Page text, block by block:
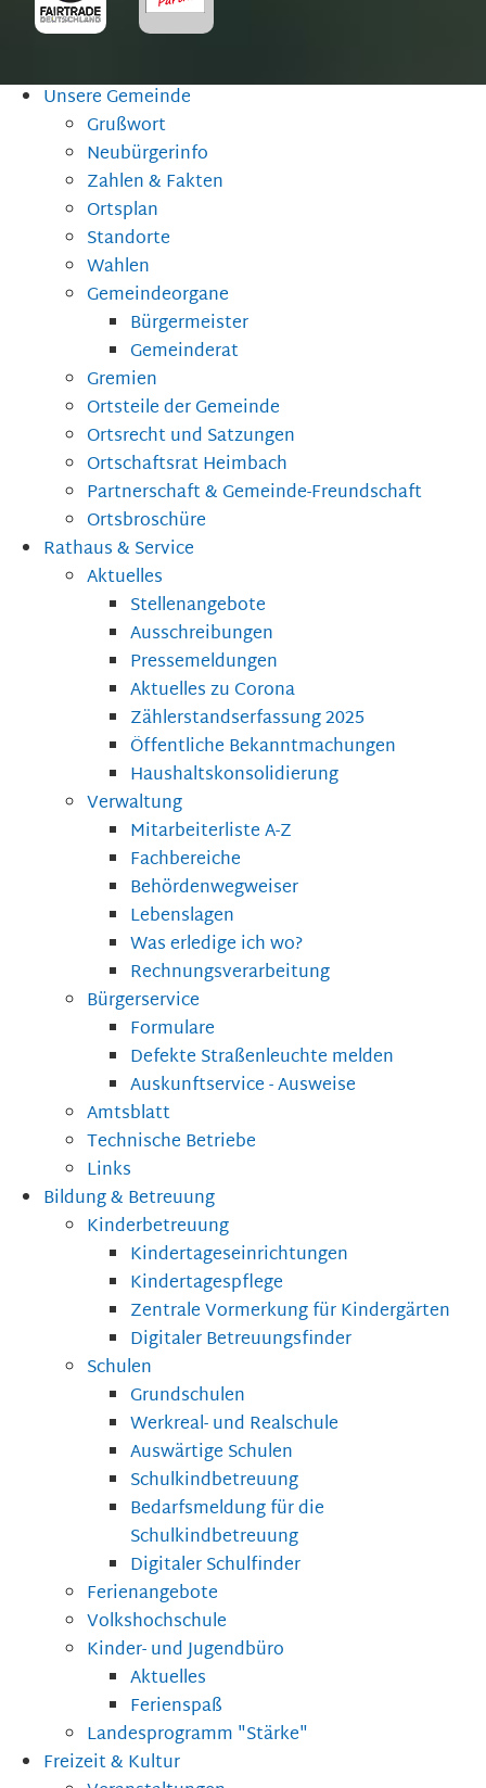
Unsere Gemeinde
Grußwort
Neubürgerinfo
Zahlen & Fakten
Ortsplan
Standorte
Wahlen
Gemeindeorgane
Bürgermeister
Gemeinderat
Gremien
Ortsteile der Gemeinde
Ortsrecht und Satzungen
Ortschaftsrat Heimbach
Partnerschaft & Gemeinde-Freundschaft
Ortsbroschüre
Rathaus & Service
Aktuelles
Stellenangebote
Ausschreibungen
Pressemeldungen
Aktuelles zu Corona
Zählerstandserfassung 2025
Öffentliche Bekanntmachungen
Haushaltskonsolidierung
Verwaltung
Mitarbeiterliste A-Z
Fachbereiche
Behördenwegweiser
Lebenslagen
Was erledige ich wo?
Rechnungsverarbeitung
Bürgerservice
Formulare
Defekte Straßenleuchte melden
Auskunftservice - Ausweise
Amtsblatt
Technische Betriebe
Links
Bildung & Betreuung
Kinderbetreuung
Kindertageseinrichtungen
Kindertagespflege
Zentrale Vormerkung für Kindergärten
Digitaler Betreuungsfinder
Schulen
Grundschulen
Werkreal- und Realschule
Auswärtige Schulen
Schulkindbetreuung
Bedarfsmeldung für die
Schulkindbetreuung
Digitaler Schulfinder
Ferienangebote
Volkshochschule
Kinder- und Jugendbüro
Aktuelles
Ferienspaß
Landesprogramm "Stärke"
Freizeit & Kultur